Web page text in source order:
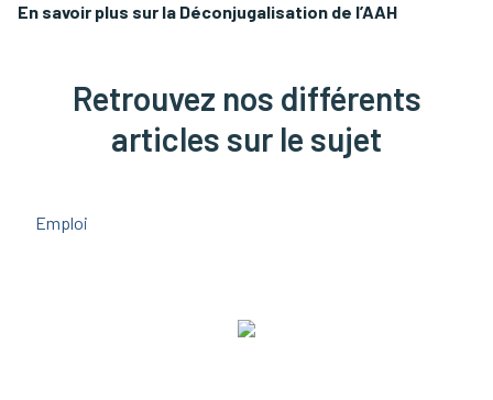
En savoir plus sur la Déconjugalisation de l’AAH
Retrouvez nos différents
articles sur le sujet
Emploi